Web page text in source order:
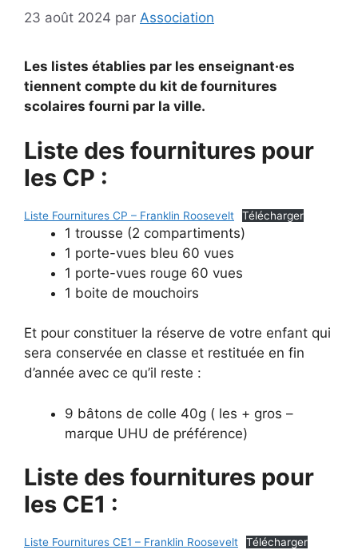
23 août 2024 par Association
Les listes établies par les enseignant·es
tiennent compte du kit de fournitures
scolaires fourni par la ville.
Liste des fournitures pour
les CP :
Liste Fournitures CP – Franklin Roosevelt Télécharger
1 trousse (2 compartiments)
1 porte-vues bleu 60 vues
1 porte-vues rouge 60 vues
1 boite de mouchoirs
Et pour constituer la réserve de votre enfant qui
sera conservée en classe et restituée en fin
d’année avec ce qu’il reste :
9 bâtons de colle 40g ( les + gros –
marque UHU de préférence)
Liste des fournitures pour
les CE1 :
Liste Fournitures CE1 – Franklin Roosevelt Télécharger